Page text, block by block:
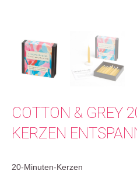
COTTON & GREY
KERZEN
20-Minuten-Kerzen